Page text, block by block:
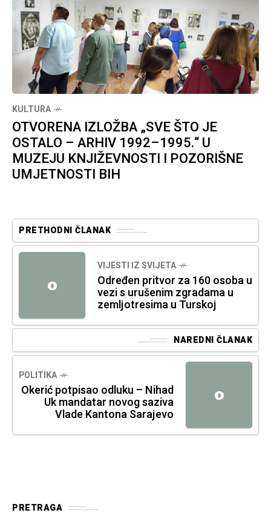
KULTURA
OTVORENA IZLOŽBA „SVE ŠTO JE
OSTALO – ARHIV 1992–1995.“ U
MUZEJU KNJIŽEVNOSTI I POZORIŠNE
UMJETNOSTI BIH
PRETHODNI ČLANAK
O
VIJESTI IZ SVIJETA
Određen pritvor za 160 osoba u
vezi s urušenim zgradama u
zemljotresima u Turskoj
NAREDNI ČLANAK
O
POLITIKA
Okerić potpisao odluku – Nihad
Uk mandatar novog saziva
Vlade Kantona Sarajevo
PRETRAGA